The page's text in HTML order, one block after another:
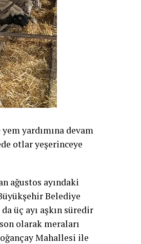
yardımına devam
otlar yeşerinceye
ağustos ayındaki
Belediye
üç ayı aşkın süredir
olarak meraları
Mahallesi ile